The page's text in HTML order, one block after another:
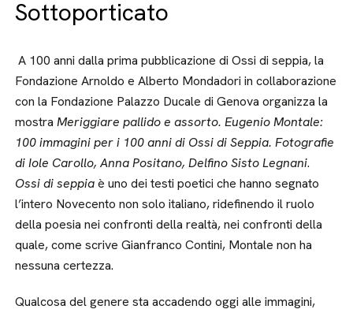
Sottoporticato
A 100 anni dalla prima pubblicazione di Ossi di seppia, la
Fondazione Arnoldo e Alberto Mondadori in collaborazione
con la Fondazione Palazzo Ducale di Genova organizza la
mostraMeriggiare pallido e assorto. Eugenio Montale:
100 immagini per i 100 anni di Ossi di Seppia. Fotografie
di Iole Carollo, Anna Positano, Delfino Sisto Legnani.
Ossi di seppiaè uno dei testi poetici che hanno segnato
l’intero Novecento non solo italiano, ridefinendo il ruolo
della poesia nei confronti della realtà, nei confronti della
quale, come scrive Gianfranco Contini, Montale non ha
nessuna certezza.
Qualcosa del genere sta accadendo oggi alle immagini,